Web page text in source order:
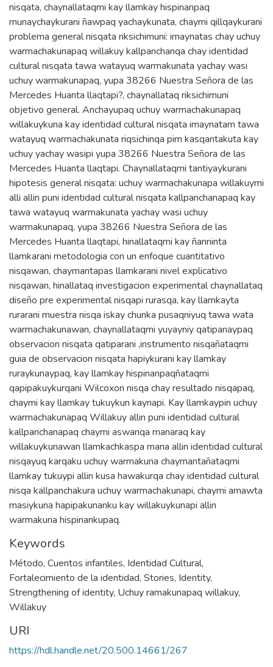
nisqata, chaynallataqmi kay llamkay hispinanpaq
munaychaykurani ñawpaq yachaykunata, chaymi qillqaykurani
problema general nisqata riksichimuni: imaynatas chay uchuy
warmachakunapaq willakuy kallpanchanqa chay identidad
cultural nisqata tawa watayuq warmakunata yachay wasi
uchuy warmakunapaq, yupa 38266 Nuestra Señora de las
Mercedes Huanta llaqtapi?, chaynallataq riksichimuni
objetivo general. Anchayupaq uchuy warmachakunapaq
willakuykuna kay identidad cultural nisqata imaynatam tawa
watayuq warmachakunata riqsichinqa pim kasqantakuta kay
uchuy yachay wasipi yupa 38266 Nuestra Señora de las
Mercedes Huanta llaqtapi. Chaynallataqmi tantiyaykurani
hipotesis general nisqata: uchuy warmachakunapa willakuymi
alli allin puni identidad cultural nisqata kallpanchanapaq kay
tawa watayuq warmakunata yachay wasi uchuy
warmakunapaq, yupa 38266 Nuestra Señora de las
Mercedes Huanta llaqtapi, hinallataqmi kay ñanninta
llamkarani metodologia con un enfoque cuantitativo
nisqawan, chaymantapas llamkarani nivel explicativo
nisqawan, hinallataq investigacion experimental chaynallataq
diseño pre experimental nisqapi rurasqa, kay llamkayta
rurarani muestra nisqa iskay chunka pusaqniyuq tawa wata
warmachakunawan, chaynallataqmi yuyayniy qatipanaypaq
observacion nisqata qatiparani ,instrumento nisqañataqmi
guia de observacion nisqata hapiykurani kay llamkay
ruraykunaypaq, kay llamkay hispinanpaqñataqmi
qapipakuykurqani Wilcoxon nisqa chay resultado nisqapaq,
chaymi kay llamkay tukuykun kaynapi. Kay llamkaypin uchuy
warmachakunapaq Willakuy allin puni identidad cultural
kallpanchanapaq chaymi aswanqa manaraq kay
willakuykunawan llamkachkaspa mana allin identidad cultural
nisqayuq karqaku uchuy warmakuna chaymantañataqmi
llamkay tukuypi allin kusa hawakurqa chay identidad cultural
nisqa kallpanchakura uchuy warmachakunapi, chaymi amawta
masiykuna hapipakunanku kay willakuykunapi allin
warmakuna hispinankupaq.
Keywords
Método, Cuentos infantiles, Identidad Cultural,
Fortalecimiento de la identidad, Stories, Identity,
Strengthening of identity, Uchuy ramakunapaq willakuy,
Willakuy
URI
https://hdl.handle.net/20.500.14661/267